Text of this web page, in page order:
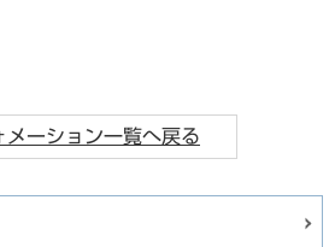
メーション一覧へ戻る